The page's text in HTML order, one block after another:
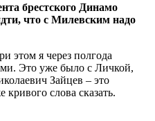
брестского Динамо
что с Милевским надо
этом я через полгода
Это уже было с Личкой,
Зайцев – это
слова сказать.